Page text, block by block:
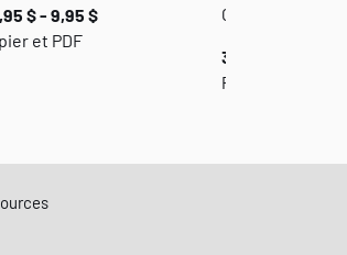
$ - 9,95 $
et PDF
Géographie
35,00 $
Papier et PDF